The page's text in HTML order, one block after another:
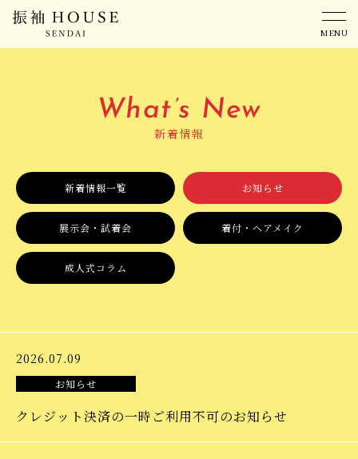
MENU
Menu
メニュー
新着情報 店舗案内
振袖ハウス仙台の魅力 成人式Q&A
プラン・料金
Contact
ご来店予約
What’s New
新着情報
新着情報一覧 お知らせ
展示会・試着会 着付・ヘアメイク
成人式コラム
2026.07.09
お知らせ
クレジット決済の一時ご利用不可のお知らせ